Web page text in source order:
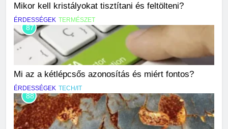
Mikor kell kristályokat tisztítani és feltölteni?
ÉRDESSÉGEK TERMÉSZET
87
Mi az a kétlépcsős azonosítás és miért fontos?
ÉRDESSÉGEK TECH/IT
88